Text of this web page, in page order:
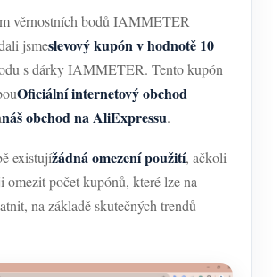
věrnostních bodů IAMMETER
jsmeslevový kupón v hodnotě 10
s dárky IAMMETER. Tento kupón
Oficiální internetový obchod
náš obchod na AliExpressu.
existujížádná omezení použití, ačkoli
omezit počet kupónů, které lze na
na základě skutečných trendů